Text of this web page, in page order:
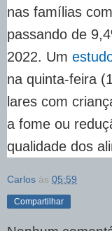
nas famílias
passando de
2022. Um
na quinta-feira
lares com
a fome ou
qualidade dos
Carlos às 05:59
Compartilhar